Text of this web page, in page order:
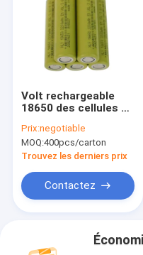
Volt rechargeable
18650 des cellules de
voiture électrique de
lithium de
l'alimentation
Prix:negotiable
MOQ:400pcs/carton
Trouvez les derniers prix
Contactez